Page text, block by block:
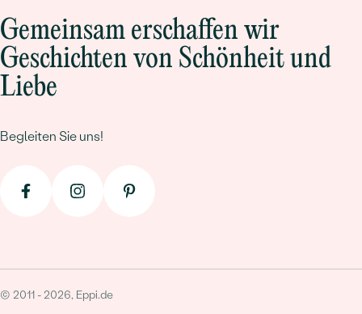
Gemeinsam erschaffen wir
Geschichten von Schönheit und
Liebe
Begleiten Sie uns!
© 2011 - 2026, Eppi.de